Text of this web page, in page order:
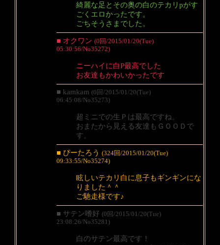
綺麗な足とその奥の白のテカリpがす
ごくエロかったです。
ごちそうさまでした。
■ オクワン (0回/2015/01/20(Tue)
05:30:56/No35272)
ニーハイに白P最高でした
お友達もかわいかったです
■ kamkam (0回/2015/01/20(Tue)
06:45:08/No35273)
超ミニでの生Ｐは最高ですね。
おまたから見える友達もＧＯＯＤで
す。
■ ぴーたろう (324回/2015/01/20(Tue)
09:33:55/No35274)
眩しいテカリ白に息子もギンギンにな
りました＾＾
ご馳走様です♪
■ サテン嗜好 (0回/2015/01/20(Tue)
23:08:26/No35281)
白のサテン最高です！